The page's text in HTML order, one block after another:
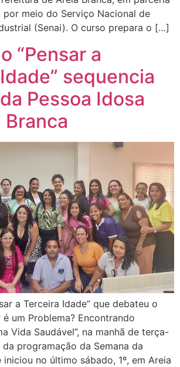
por meio do Serviço Nacional de
(Senai). O curso prepara o […]
“Pensar a
sequencia
Pessoa Idosa
Branca
a Terceira Idade” que debateu o
é um Problema? Encontrando
Vida Saudável”, na manhã de terça-
programação da Semana da
iniciou no último sábado, 1º, em Areia